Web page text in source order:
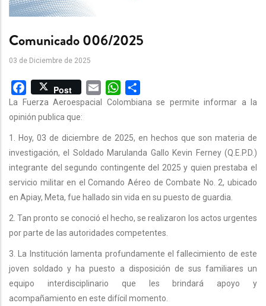
Comunicado 006/2025
03 de Diciembre de 2025
Facebook
Post Email WhatsApp
La Fuerza Aeroespacial Colombiana se permite informar a la
opinión publica que:
1. Hoy, 03 de diciembre de 2025, en hechos que son materia de
investigación, el Soldado Marulanda Gallo Kevin Ferney (Q.E.P.D.)
integrante del segundo contingente del 2025 y quien prestaba el
servicio militar en el Comando Aéreo de Combate No. 2, ubicado
en Apiay, Meta, fue hallado sin vida en su puesto de guardia.
2. Tan pronto se conoció el hecho, se realizaron los actos urgentes
por parte de las autoridades competentes.
3. La Institución lamenta profundamente el fallecimiento de este
joven soldado y ha puesto a disposición de sus familiares un
equipo interdisciplinario que les brindará apoyo y
acompañamiento en este difícil momento.